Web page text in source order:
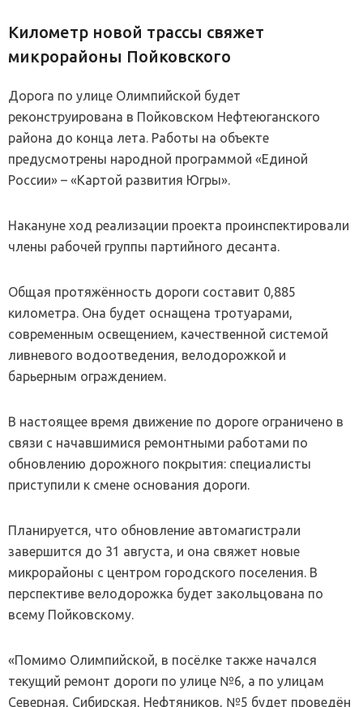
Километр новой трассы свяжет
микрорайоны Пойковского
Дорога по улице Олимпийской будет
реконструирована в Пойковском Нефтеюганского
района до конца лета. Работы на объекте
предусмотрены народной программой «Единой
России» – «Картой развития Югры».
Накануне ход реализации проекта проинспектировали
члены рабочей группы партийного десанта.
Общая протяжённость дороги составит 0,885
километра. Она будет оснащена тротуарами,
современным освещением, качественной системой
ливневого водоотведения, велодорожкой и
барьерным ограждением.
В настоящее время движение по дороге ограничено в
связи с начавшимися ремонтными работами по
обновлению дорожного покрытия: специалисты
приступили к смене основания дороги.
Планируется, что обновление автомагистрали
завершится до 31 августа, и она свяжет новые
микрорайоны с центром городского поселения. В
перспективе велодорожка будет закольцована по
всему Пойковскому.
«Помимо Олимпийской, в посёлке также начался
текущий ремонт дороги по улице №6, а по улицам
Северная, Сибирская, Нефтяников, №5 будет проведён